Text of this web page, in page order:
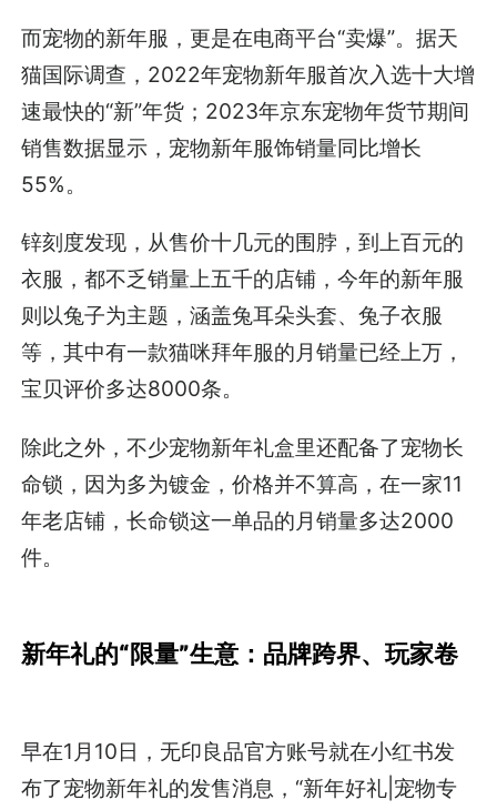
而宠物的新年服，更是在电商平台“卖爆”。据天
猫国际调查，2022年宠物新年服首次入选十大增
速最快的“新”年货；2023年京东宠物年货节期间
销售数据显示，宠物新年服饰销量同比增长
55%。
锌刻度发现，从售价十几元的围脖，到上百元的
衣服，都不乏销量上五千的店铺，今年的新年服
则以兔子为主题，涵盖兔耳朵头套、兔子衣服
等，其中有一款猫咪拜年服的月销量已经上万，
宝贝评价多达8000条。
除此之外，不少宠物新年礼盒里还配备了宠物长
命锁，因为多为镀金，价格并不算高，在一家11
年老店铺，长命锁这一单品的月销量多达2000
件。
新年礼的“限量”生意：品牌跨界、玩家卷
早在1月10日，无印良品官方账号就在小红书发
布了宠物新年礼的发售消息，“新年好礼|宠物专